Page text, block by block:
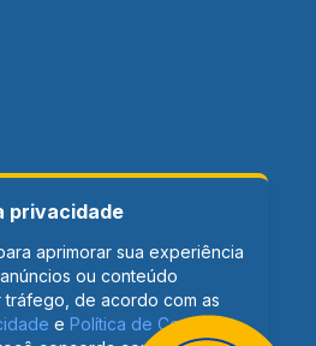
privacidade
aprimorar sua experiência
ou conteúdo
tráfego, de acordo com as
e Política de Cookies.